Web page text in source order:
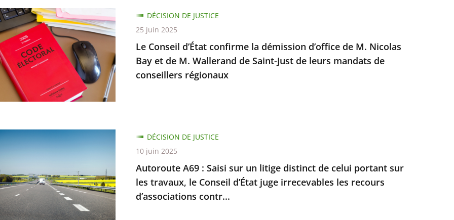
Le Conseil d’État confirme la démission d’office de M. Nicolas
Bay et de M. Wallerand de Saint-Just de leurs mandats de
conseillers régionaux
DÉCISION DE JUSTICE
25 juin 2025
Autoroute A69 : Saisi sur un litige distinct de celui portant sur
les travaux, le Conseil d’État juge irrecevables les recours
d’associations contr...
DÉCISION DE JUSTICE
10 juin 2025